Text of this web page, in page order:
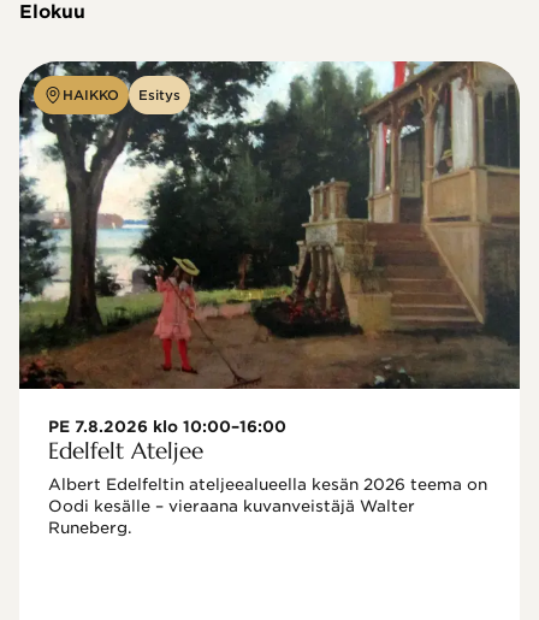
Elokuu
HAIKKO Esitys
PE 7.8.2026 klo 10:00–16:00
Edelfelt Ateljee
Albert Edelfeltin ateljeealueella kesän 2026 teema on
Oodi kesälle – vieraana kuvanveistäjä Walter